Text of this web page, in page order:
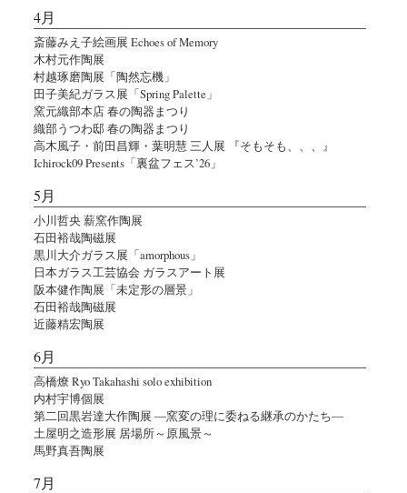
4月
斎藤みえ子絵画展 Echoes of Memory
木村元作陶展
村越琢磨陶展「陶然忘機」
田子美紀ガラス展「Spring Palette」
窯元織部本店 春の陶器まつり
織部うつわ邸 春の陶器まつり
高木風子・前田昌輝・葉明慧 三人展 『そもそも、、、』
Ichirock09 Presents「裏盆フェス’26」
5月
小川哲央 薪窯作陶展
石田裕哉陶磁展
黒川大介ガラス展「amorphous」
日本ガラス工芸協会 ガラスアート展
阪本健作陶展「未定形の層景」
石田裕哉陶磁展
近藤精宏陶展
6月
高橋燎 Ryo Takahashi solo exhibition
内村宇博個展
第二回黒岩達大作陶展 ―窯変の理に委ねる継承のかたち―
土屋明之造形展 居場所～原風景～
馬野真吾陶展
7月